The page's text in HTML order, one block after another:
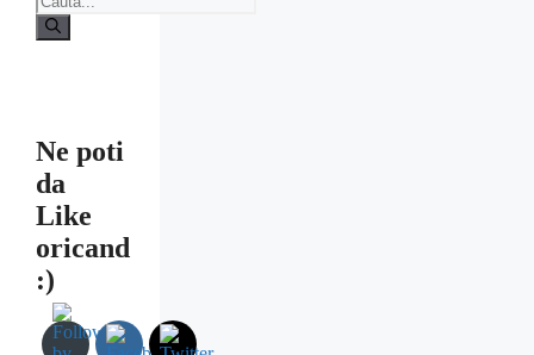
după:
Ne poti
da
Like
oricand
:)